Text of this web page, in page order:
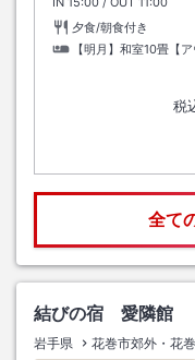
夕食/朝食付き
【明月】和室10畳【
税
全て
結びの宿 愛隣館
岩手県 花巻市郊外・花